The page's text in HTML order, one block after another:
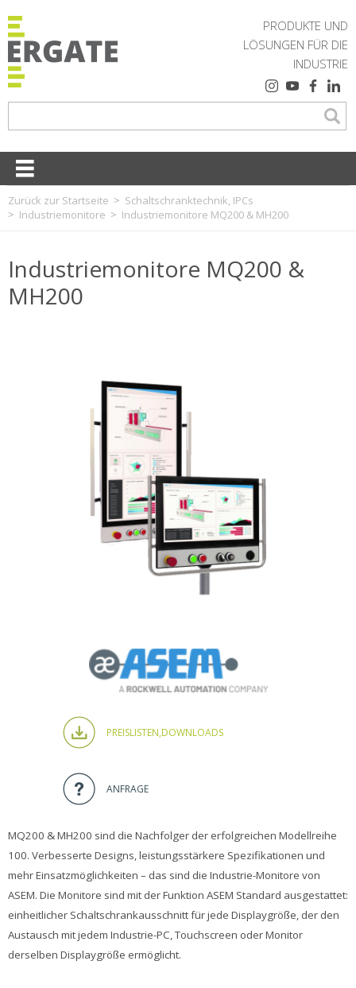
PRODUKTE UND
LÖSUNGEN FÜR DIE
INDUSTRIE
Zurück zur Startseite
Schaltschranktechnik, IPCs
Industriemonitore
Industriemonitore MQ200 & MH200
Industriemonitore MQ200 &
MH200
PREISLISTEN,DOWNLOADS
ANFRAGE
MQ200 & MH200 sind die Nachfolger der erfolgreichen Modellreihe
100. Verbesserte Designs, leistungsstärkere Spezifikationen und
mehr Einsatzmöglichkeiten – das sind die Industrie-Monitore von
ASEM. Die Monitore sind mit der Funktion ASEM Standard ausgestattet:
einheitlicher Schaltschrankausschnitt für jede Displaygröße, der den
Austausch mit jedem Industrie-PC, Touchscreen oder Monitor
derselben Displaygröße ermöglicht.